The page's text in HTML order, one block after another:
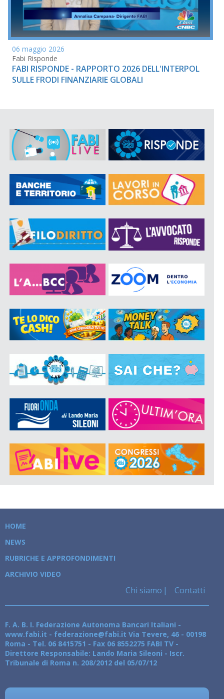
06 maggio 2026
Fabi Risponde
FABI RISPONDE - RAPPORTO 2026 DELL'INTERPOL
SULLE FRODI FINANZIARIE GLOBALI
HOME
NEWS
RUBRICHE E APPROFONDIMENTI
ARCHIVIO VIDEO
Chi siamo Contatti
F. A. B. I. Federazione Autonoma Bancari Italiani -
www.fabi.it - federazione@fabi.it Via Tevere, 46 - 00198
Roma - Tel. 06 8415751 - Fax 06 8552275 FABI TV -
Direttore Responsabile: Lando Maria Sileoni - Iscr.
Tribunale di Roma n. 208/2012 del 05/07/12